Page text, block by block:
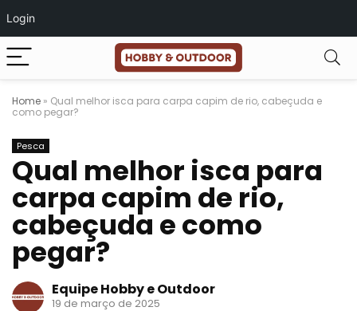
Login
Home » Qual melhor isca para carpa capim de rio, cabeçuda e
como pegar?
Pesca
Qual melhor isca para
carpa capim de rio,
cabeçuda e como
pegar?
Equipe Hobby e Outdoor
19 de março de 2025